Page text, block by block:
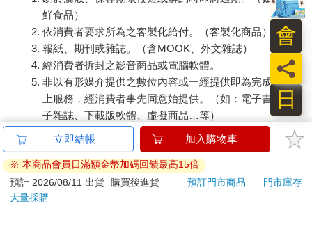
鮮食品）
依消費者要求所為之客製化給付。（客製化商品）
報紙、期刊或雜誌。（含MOOK、外文雜誌）
經消費者拆封之影音商品或電腦軟體。
非以有形媒介提供之數位內容或一經提供即為完成之線
上服務，經消費者事先同意始提供。（如：電子書、電
子雜誌、下載版軟體、虛擬商品…等）
已拆封之個人衛生用品。（如：內衣褲、刮鬍刀、除毛
若非上列種類商品，均享有到貨7天的猶豫期（含例假
日）。
辦理退換貨時，商品（組合商品恕無法接受單獨退貨）必須
立即結帳 加入購物車
※ 本商品會員日滿額金幣加碼回饋最高15倍
預計 2026/08/11 出貨
購買後進貨 預訂門市商品
門市庫存
大量採購
日
員
會